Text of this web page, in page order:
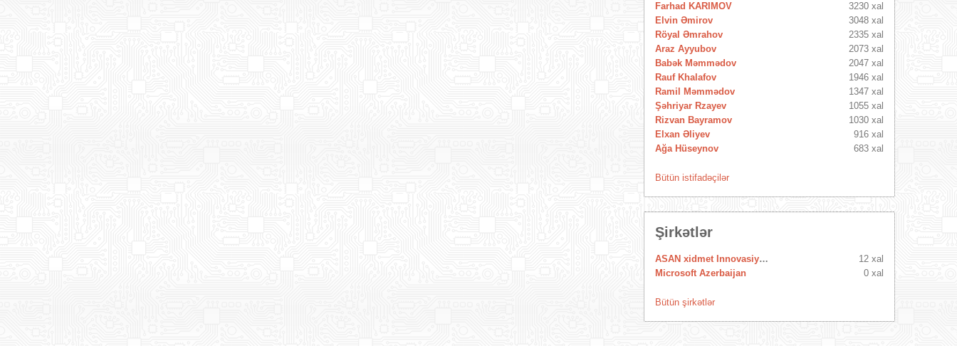
Farhad KARIMOV
3230 xal
Elvin Əmirov
3048 xal
Röyal Əmrahov
2335 xal
Araz Ayyubov
2073 xal
Babək Məmmədov
2047 xal
Rauf Khalafov
1946 xal
Ramil Məmmədov
1347 xal
Şəhriyar Rzayev
1055 xal
Rizvan Bayramov
1030 xal
Elxan Əliyev
916 xal
Ağa Hüseynov
683 xal
Bütün istifadəçilər
Şirkətlər
ASAN xidmet Innovasiya Mərkəzi
12 xal
Microsoft Azerbaijan
0 xal
Bütün şirkətlər